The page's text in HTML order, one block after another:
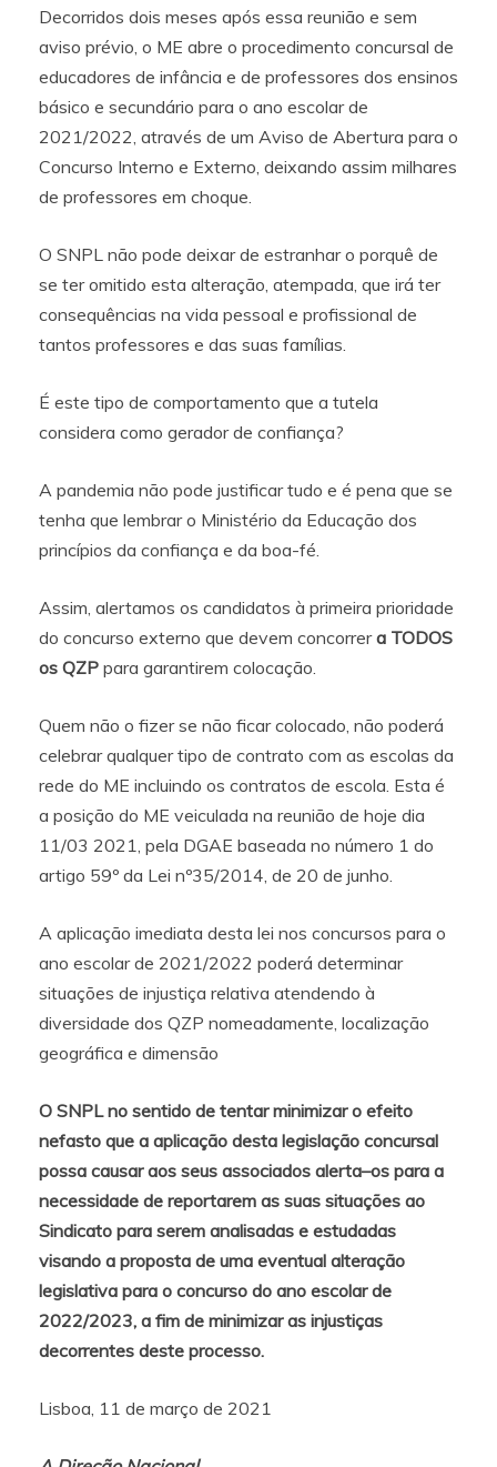
Decorridos dois meses após essa reunião e sem
aviso prévio, o ME abre o procedimento concursal de
educadores de infância e de professores dos ensinos
básico e secundário para o ano escolar de
2021/2022, através de um Aviso de Abertura para o
Concurso Interno e Externo, deixando assim milhares
de professores em choque.
O SNPL não pode deixar de estranhar o porquê de
se ter omitido esta alteração, atempada, que irá ter
consequências na vida pessoal e profissional de
tantos professores e das suas famílias.
É este tipo de comportamento que a tutela
considera como gerador de confiança?
A pandemia não pode justificar tudo e é pena que se
tenha que lembrar o Ministério da Educação dos
princípios da confiança e da boa-fé.
Assim, alertamos os candidatos à primeira prioridade
do concurso externo que devem concorrera TODOS
os QZP para garantirem colocação.
Quem não o fizer se não ficar colocado, não poderá
celebrar qualquer tipo de contrato com as escolas da
rede do ME incluindo os contratos de escola. Esta é
a posição do ME veiculada na reunião de hoje dia
11/03 2021, pela DGAE baseada no número 1 do
artigo 59º da Lei nº35/2014, de 20 de junho.
A aplicação imediata desta lei nos concursos para o
ano escolar de 2021/2022 poderá determinar
situações de injustiça relativa atendendo à
diversidade dos QZP nomeadamente, localização
geográfica e dimensão
O SNPL no sentido de tentar minimizar o efeito
nefasto que a aplicação desta legislação concursal
possa causar aos seus associados alerta–os para a
necessidade de reportarem as suas situações ao
Sindicato para serem analisadas e estudadas
visando a proposta de uma eventual alteração
legislativa para o concurso do ano escolar de
2022/2023, a fim de minimizar as injustiças
decorrentes deste processo.
Lisboa, 11 de março de 2021